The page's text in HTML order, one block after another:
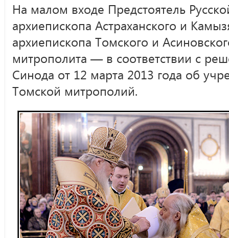
На малом входе Предстоятель
архиепископа Астраханского и
архиепископа Томского и
митрополита — в соответствии с
Синода от 12 марта 2013 года об
Томской митрополий.